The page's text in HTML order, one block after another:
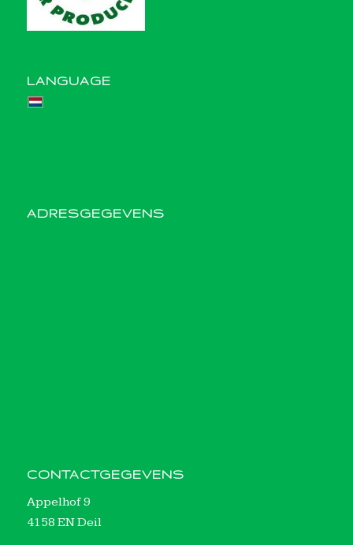
LANGUAGE
ADRESGEGEVENS
CONTACTGEGEVENS
Appelhof 9
4158 EN Deil